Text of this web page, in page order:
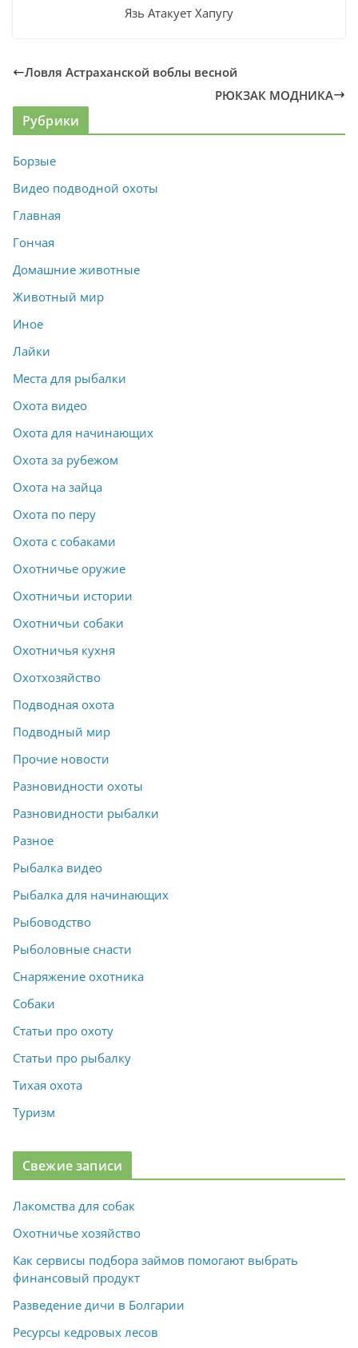
Язь Атакует Хапугу
Ловля Астраханской воблы весной
РЮКЗАК МОДНИКА
Рубрики
Борзые
Видео подводной охоты
Главная
Гончая
Домашние животные
Животный мир
Иное
Лайки
Места для рыбалки
Охота видео
Охота для начинающих
Охота за рубежом
Охота на зайца
Охота по перу
Охота с собаками
Охотничье оружие
Охотничьи истории
Охотничьи собаки
Охотничья кухня
Охотхозяйство
Подводная охота
Подводный мир
Прочие новости
Разновидности охоты
Разновидности рыбалки
Разное
Рыбалка видео
Рыбалка для начинающих
Рыбоводство
Рыболовные снасти
Снаряжение охотника
Собаки
Статьи про охоту
Статьи про рыбалку
Тихая охота
Туризм
Свежие записи
Лакомства для собак
Охотничье хозяйство
Как сервисы подбора займов помогают выбрать
финансовый продукт
Разведение дичи в Болгарии
Ресурсы кедровых лесов